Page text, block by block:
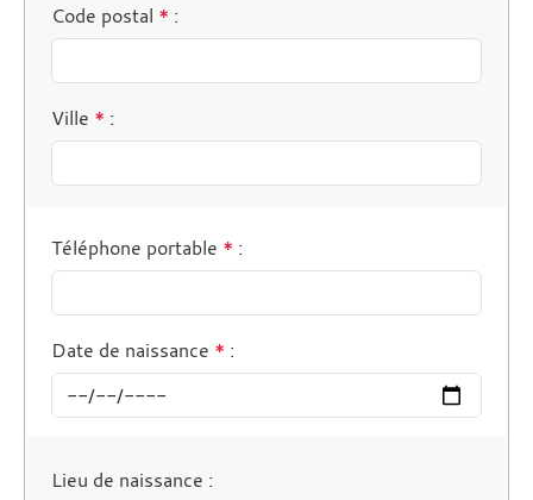
Code postal * :
Ville * :
Téléphone portable * :
Date de naissance * :
Lieu de naissance :